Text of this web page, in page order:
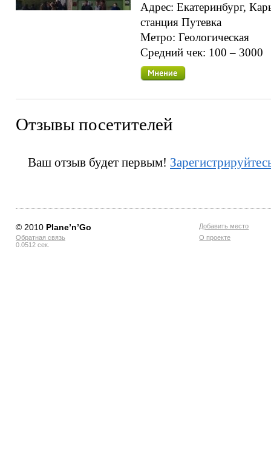
Адрес: Екатеринбург,
станция Путевка
Метро: Геологическая
Средний чек: 100 –
Отзывы посетителей
Ваш отзыв будет первым!
© 2010 Planе’n’Go
Обратная связь
0.0512 сек.
Добавить место
О проекте